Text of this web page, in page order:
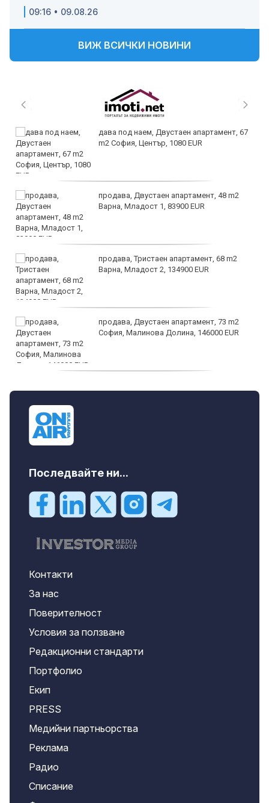
09:16 • 09.08.26
ВИЖ ВСИЧКИ НОВИНИ
дава под наем, Двустаен апартамент, 67
m2 София, Център, 1080 EUR
продава, Двустаен апартамент, 48 m2
Варна, Младост 1, 83900 EUR
продава, Тристаен апартамент, 68 m2
Варна, Младост 2, 134900 EUR
продава, Двустаен апартамент, 73 m2
София, Малинова Долина, 146000 EUR
Последвайте ни...
Контакти
За нас
Поверителност
Условия за ползване
Редакционни стандарти
Портфолио
Екип
PRESS
Медийни партньорства
Реклама
Радио
Списание